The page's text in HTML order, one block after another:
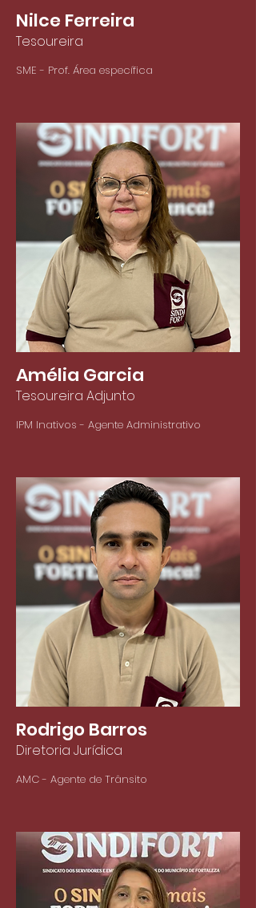
Nilce Ferreira
Tesoureira
SME - Prof. Área específica
Amélia Garcia
Tesoureira Adjunto
IPM Inativos - Agente Administrativo
Rodrigo Barros
Diretoria Jurídica
AMC - Agente de Trânsito